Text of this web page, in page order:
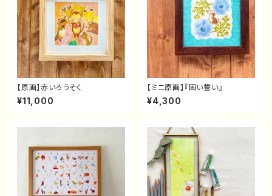
【原画】赤いろうそく
¥11,000
【ミニ原画】『固い誓い』
¥4,300